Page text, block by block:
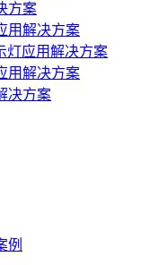
方案
用解决方案
灯应用解决方案
用解决方案
决方案
例